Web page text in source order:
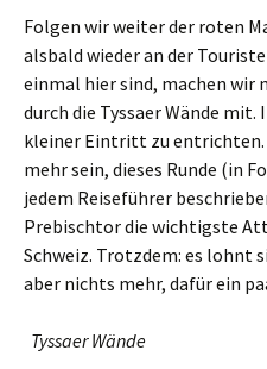
Folgen wir weiter der roten
alsbald wieder an der
einmal hier sind, machen wir
durch die Tyssaer Wände mit.
kleiner Eintritt zu
mehr sein, dieses Runde (in
jedem Reiseführer
Prebischtor die wichtigste
Schweiz. Trotzdem: es lohnt
aber nichts mehr, dafür ein
Tyssaer Wände